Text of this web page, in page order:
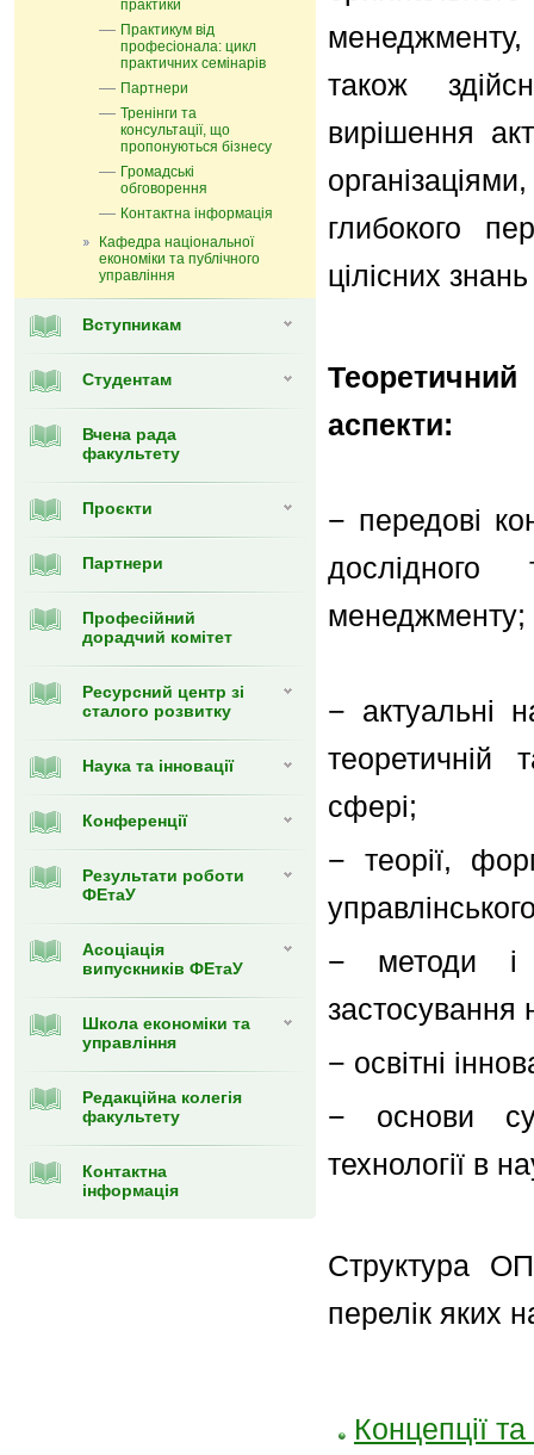
практики
Практикум від
професіонала: цикл
практичних семінарів
Партнери
Тренінги та
консультації, що
пропонуються бізнесу
Громадські
обговорення
Контактна інформація
Кафедра національної
економіки та публічного
управління
Вступникам
Студентам
Вчена рада
факультету
Проєкти
Партнери
Професійний
дорадчий комітет
Ресурсний центр зі
сталого розвитку
Наука та інновації
Конференції
Результати роботи
ФЕтаУ
Асоціація
випускників ФЕтаУ
Школа економіки та
управління
Редакційна колегія
факультету
Контактна
інформація
менеджменту,
також
вирішення
глибокого
цілісних
аспекти:
− передові
менеджменту;
− актуальні
теоретичній
сфері;
− теорії,
− методи і
застосування
− освітні
− основи
технології в
Структура
перелік яких
Концепції